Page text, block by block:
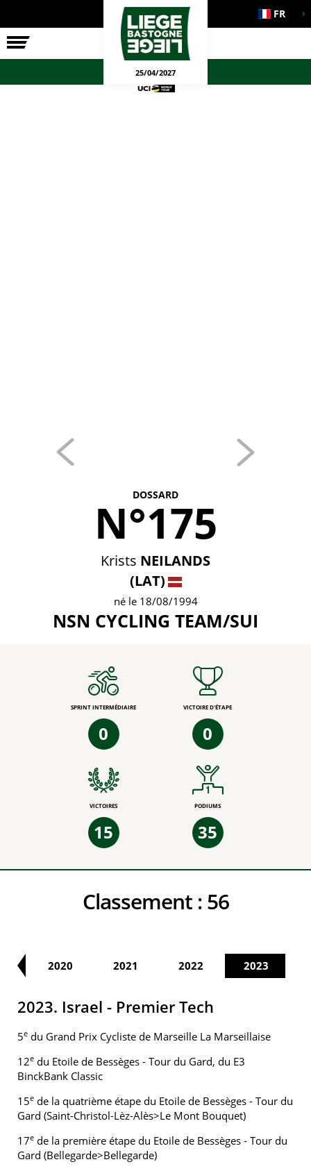
COURSE
OFFICIELS FR
25/04/2027
DOSSARD
N°175
Krists NEILANDS
(LAT)
né le 18/08/1994
NSN CYCLING TEAM/SUI
SPRINT INTERMÉDIAIRE
0
VICTOIRE D'ÉTAPE
0
VICTOIRES
15
PODIUMS
35
Classement :56
2020 2021 2022 2023
2023. Israel - Premier Tech
5e du Grand Prix Cycliste de Marseille La Marseillaise
12e du Etoile de Bessèges - Tour du Gard, du E3
BinckBank Classic
15e de la quatrième étape du Etoile de Bessèges - Tour du
Gard (Saint-Christol-Lèz-Alès>Le Mont Bouquet)
17e de la première étape du Etoile de Bessèges - Tour du
Gard (Bellegarde>Bellegarde)